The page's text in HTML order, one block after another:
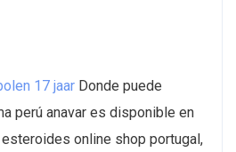
17 jaar Donde puede
perú anavar es disponible en
online shop portugal,